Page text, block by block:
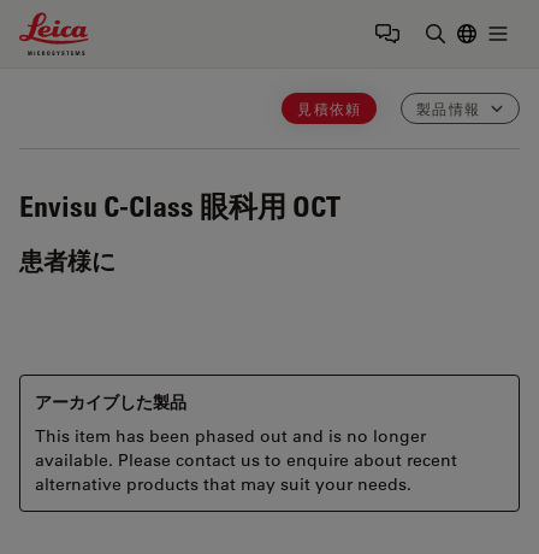
Leica Microsystems Logo
見積依頼 製品情報
Envisu C-Class 眼科用 OCT
患者様に
アーカイブした製品
This item has been phased out and is no longer
available. Please contact us to enquire about recent
alternative products that may suit your needs.